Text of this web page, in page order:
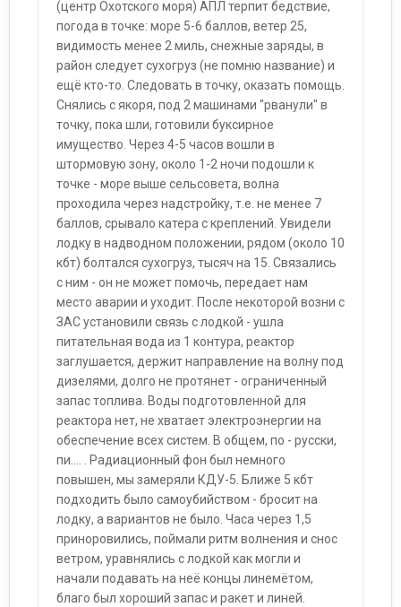
(центр Охотского моря) АПЛ терпит бедствие,
погода в точке: море 5-6 баллов, ветер 25,
видимость менее 2 миль, снежные заряды, в
район следует сухогруз (не помню название) и
ещё кто-то. Следовать в точку, оказать помощь.
Снялись с якоря, под 2 машинами "рванули" в
точку, пока шли, готовили буксирное
имущество. Через 4-5 часов вошли в
штормовую зону, около 1-2 ночи подошли к
точке - море выше сельсовета, волна
проходила через надстройку, т.е. не менее 7
баллов, срывало катера с креплений. Увидели
лодку в надводном положении, рядом (около 10
кбт) болтался сухогруз, тысяч на 15. Связались
с ним - он не может помочь, передает нам
место аварии и уходит. После некоторой возни с
ЗАС установили связь с лодкой - ушла
питательная вода из 1 контура, реактор
заглушается, держит направление на волну под
дизелями, долго не протянет - ограниченный
запас топлива. Воды подготовленной для
реактора нет, не хватает электроэнергии на
обеспечение всех систем. В общем, по - русски,
пи.... . Радиационный фон был немного
повышен, мы замеряли КДУ-5. Ближе 5 кбт
подходить было самоубийством - бросит на
лодку, а вариантов не было. Часа через 1,5
приноровились, поймали ритм волнения и снос
ветром, уравнялись с лодкой как могли и
начали подавать на неё концы линемётом,
благо был хороший запас и ракет и линей.